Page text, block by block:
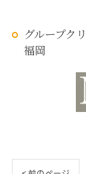
グループク
福岡